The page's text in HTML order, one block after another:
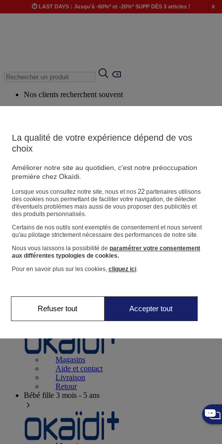
⏱️ LAST DAYS : Jusqu'à -60%* et -20%* SUPP DÈS 3 articles ! x
Nos clients recherchent souvent
Produits suggérés
Voir tous les produits
Magasin
Vos informations personnelles
Suivre une commande
Panier
Favoris
Naissance0-12 mois
Magasins
Aide et contact
Livraison
Retour
Bébé fille 3 mois - 5 ans
La qualité de votre expérience dépend de vos
choix
Améliorer notre site au quotidien, c'est notre préoccupation
première chez Okaïdi.
Lorsque vous consultez notre site, nous et nos 22partenaires utilisons
des cookies nous permettant de faciliter votre navigation, de détecter
d'éventuels problèmes mais aussi de vous proposer des publicités et
des produits personnalisés.
Certains de nos outils sont exemptés de consentement et nous servent
qu'au pilotage strictement nécessaire des performances de notre site.
Nous vous laissons la possibilité de paramétrer votre consentement
aux différentes typologies de cookies.
Pour en savoir plus sur les cookies, cliquez ici.
Refuser tout Accepter tout